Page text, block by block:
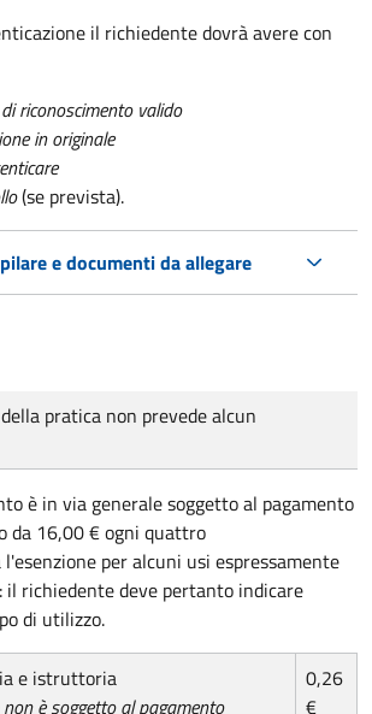
il richiedente dovrà avere con
riconoscimento valido
in originale
(se prevista).
e documenti da allegare
pratica non prevede alcun
è in via generale soggetto al pagamento
da 16,00 € ogni quattro
per alcuni usi espressamente
il richiedente deve pertanto indicare
di utilizzo.
e istruttoria
è soggetto al pagamento
0,26
€